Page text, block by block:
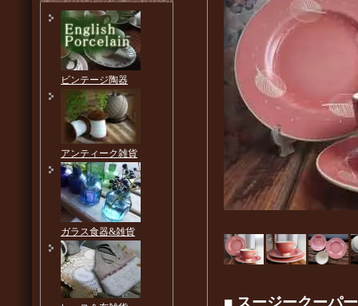
■ スージークーパ
ビンテージ陶器
アンティーク雑貨
ガラス食器&雑貨